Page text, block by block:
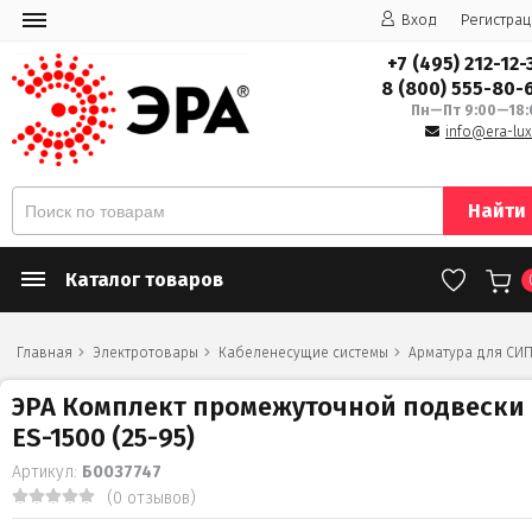
Вход
+7 (495) 212-12-
8 (800) 555-80-
Пн—Пт
info@era-
Найти
Каталог товаров
Главная Электротовары Кабеленесущие системы Арматура для СИП
ЭРА Комплект промежуточной подвески
ES-1500 (25-95)
Артикул: Б0037747
(0 отзывов)